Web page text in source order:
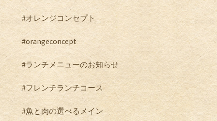
#オレンジコンセプト
#orangeconcept
#ランチメニューのお知らせ
#フレンチランチコース
#魚と肉の選べるメイン